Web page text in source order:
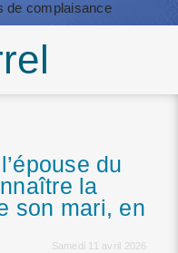
de complaisance
du
la
son mari, en
Samedi 11 avril 2026